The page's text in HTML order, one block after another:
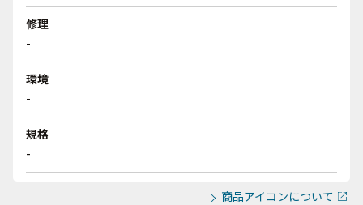
修理
-
環境
-
規格
-
商品アイコンについて